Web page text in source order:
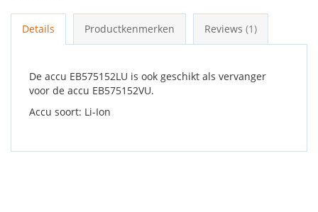
Details Productkenmerken Reviews 1
De accu EB575152LU is ook geschikt als vervanger
voor de accu EB575152VU.
Accu soort: Li-Ion